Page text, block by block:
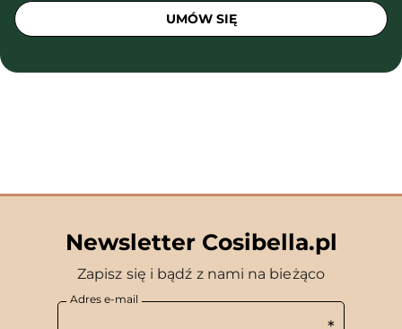
UMÓW SIĘ
Newsletter Cosibella.pl
Zapisz się i bądź z nami na bieżąco
Adres e-mail